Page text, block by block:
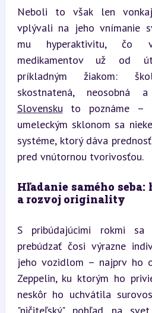
Neboli to však len
vplývali na jeho vnímanie
mu hyperaktivitu, čo
medikamentov už od
príkladným žiakom:
skostnatená, neosobná
Slovensku to poznáme –
umeleckým sklonom sa
systéme, ktorý dáva
pred vnútornou tvorivosťou.
Hľadanie samého
a rozvoj originality
S pribúdajúcimi rokmi sa
prebúdzať čosi výrazne
jeho vozidlom – najprv ho
Zeppelin, ku ktorým ho
neskôr ho uchvátila